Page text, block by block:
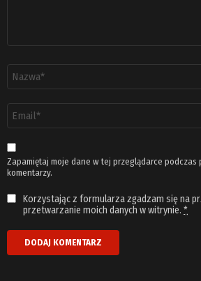
email
*
Zapamiętaj moje dane w tej przeglądarce podczas
komentarzy.
Korzystając z formularza zgadzam się na
przetwarzanie moich danych w witrynie. *